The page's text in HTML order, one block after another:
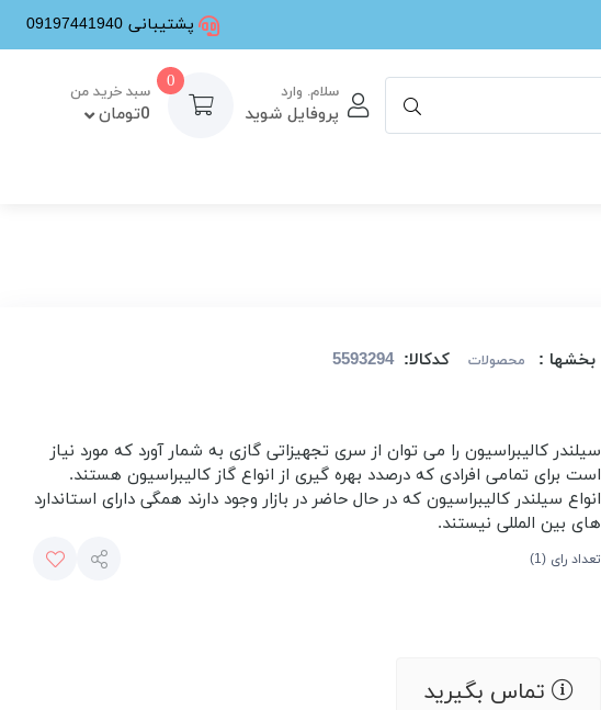
پشتیبانی 09197441940
سلام. وارد
پروفایل شوید
0
سبد خرید من
0تومان
بخشها : محصولات کدکالا:
سیلندر کالیبراسیون را می توان از سری تجهیزاتی گازی به شمار آورد که مورد نیاز
است برای تمامی افرادی که درصدد بهره گیری از انواع گاز کالیبراسیون هستند.
انواع سیلندر کالیبراسیون که در حال حاضر در بازار وجود دارند همگی دارای استاندارد
های بین المللی نیستند.
تعداد رای (1)
تماس بگیرید